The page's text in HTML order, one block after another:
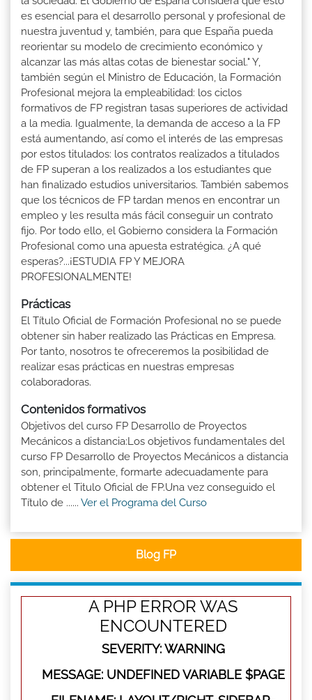
es esencial para el desarrollo personal y profesional de
nuestra juventud y, también, para que España pueda
reorientar su modelo de crecimiento económico y
alcanzar las más altas cotas de bienestar social." Y,
también según el Ministro de Educación, la Formación
Profesional mejora la empleabilidad: los ciclos
formativos de FP registran tasas superiores de actividad
a la media. Igualmente, la demanda de acceso a la FP
está aumentando, así como el interés de las empresas
por estos titulados: los contratos realizados a titulados
de FP superan a los realizados a los estudiantes que
han finalizado estudios universitarios. También sabemos
que los técnicos de FP tardan menos en encontrar un
empleo y les resulta más fácil conseguir un contrato
fijo. Por todo ello, el Gobierno considera la Formación
Profesional como una apuesta estratégica. ¿A qué
esperas?...¡ESTUDIA FP Y MEJORA
PROFESIONALMENTE!
Prácticas
El Título Oficial de Formación Profesional no se puede
obtener sin haber realizado las Prácticas en Empresa.
Por tanto, nosotros te ofreceremos la posibilidad de
realizar esas prácticas en nuestras empresas
colaboradoras.
Contenidos formativos
Objetivos del curso FP Desarrollo de Proyectos
Mecánicos a distancia:Los objetivos fundamentales del
curso FP Desarrollo de Proyectos Mecánicos a distancia
son, principalmente, formarte adecuadamente para
obtener el Titulo Oficial de FP.Una vez conseguido el
Título de ...... Ver el Programa del Curso
Blog FP
A PHP ERROR WAS
ENCOUNTERED
SEVERITY: WARNING
MESSAGE: UNDEFINED VARIABLE $PAGE